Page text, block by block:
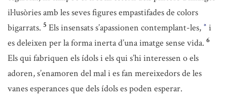
il·lusòries amb les seves figures empastifades de colors
bigarrats. 5 Els insensats s’apassionen contemplant-les, * i
es deleixen per la forma inerta d’una imatge sense vida. 6
Els qui fabriquen els ídols i els qui s’hi interessen o els
adoren, s’enamoren del mal i es fan mereixedors de les
vanes esperances que dels ídols es poden esperar.